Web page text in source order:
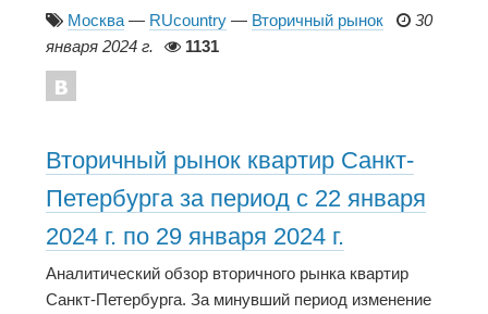
Москва— RUcountry — Вторичный рынок
30
января 2024 г.
1131
Вторичный рынок квартир Санкт-
Петербурга за период с 22 января
2024 г. по 29 января 2024 г.
Аналитический обзор вторичного рынка квартир
Санкт-Петербурга. За минувший период изменение